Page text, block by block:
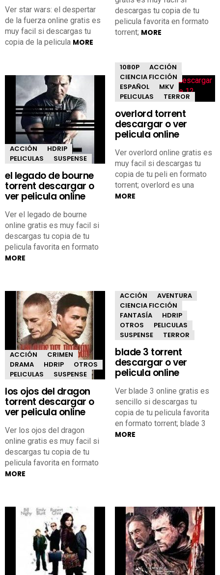
Ver star wars: el despertar
de la fuerza online gratis es
muy facil si descargas tu
copia de la pelicula MORE
descargas tu copia de tu
pelicula favorita en formato
torrent; MORE
ACCIÓN
HDRIP
PELICULAS
SUSPENSE
el legado de bourne
torrent descargar o
ver pelicula online
Ver el legado de bourne
online gratis es muy facil si
descargas tu copia de tu
pelicula favorita en formato
MORE
1080P
ACCIÓN
CIENCIA FICCIÓN
ESPAÑOL
MKV
PELICULAS
TERROR
overlord torrent
descargar o ver
pelicula online
Ver overlord online gratis es
muy facil si descargas tu
copia de tu peli en formato
torrent; overlord es una
MORE
ACCIÓN
CRIMEN
DRAMA
HDRIP
OTROS
PELICULAS
SUSPENSE
los ojos del dragon
torrent descargar o
ver pelicula online
Ver los ojos del dragon
online gratis es muy facil si
descargas tu copia de tu
pelicula favorita en formato
MORE
ACCIÓN
AVENTURA
CIENCIA FICCIÓN
FANTASÍA
HDRIP
OTROS
PELICULAS
SUSPENSE
TERROR
blade 3 torrent
descargar o ver
pelicula online
Ver blade 3 online gratis es
sencillo si descargas tu
copia de tu pelicula favorita
en formato torrent; blade 3
MORE